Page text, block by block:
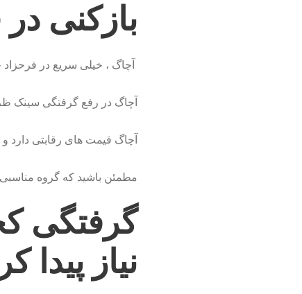
بازکنی
آچاگ ، خیلی سریع در
آچاگ در رفع گرفتگی سینک
آچاگ قیمت های رقابتی دارد
مطمئن باشید که گروه مناسبی
گرفتگی
نیاز پیدا